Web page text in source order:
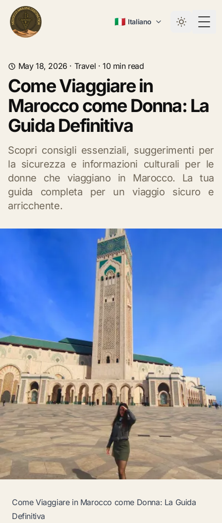
🇮🇹 Italiano
May 18, 2026 · Travel ·10min read
Come Viaggiare in
Marocco come Donna: La
Guida Definitiva
Scopri consigli essenziali, suggerimenti per
la sicurezza e informazioni culturali per le
donne che viaggiano in Marocco. La tua
guida completa per un viaggio sicuro e
arricchente.
Come Viaggiare in Marocco come Donna: La Guida
Definitiva